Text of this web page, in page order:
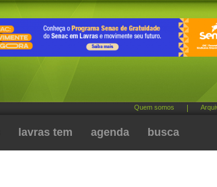
Quem somos
lavras tem agenda busca